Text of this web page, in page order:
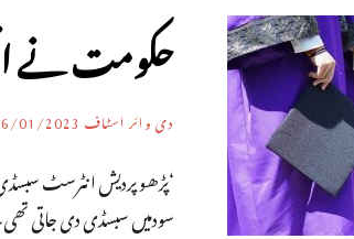
حکومت نے
دی وائر اسٹاف 01/2023
‘پڑھو پردیش انٹرسٹ
سودمیں سبسڈی دی جاتی تھی۔ 2006 میں شروع کی گئی یہ اسکیم اقلیتوں کی بہبود کے لیے اس وقت کے وزیر اعظم کے پندرہ نکاتی